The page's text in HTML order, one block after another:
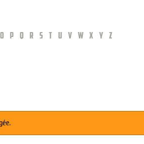
O P Q R S T U V W X Y Z